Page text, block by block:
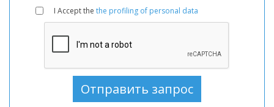
I Accept the the profiling of personal data